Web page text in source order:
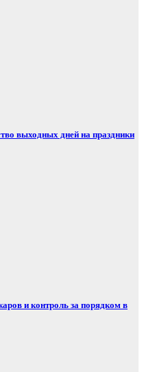
выходных дней на праздники
и контроль за порядком в